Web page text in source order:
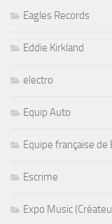
Eagles Records
Eddie Kirkland
electro
Equip Auto
Equipe française de
Escrime
Expo Music